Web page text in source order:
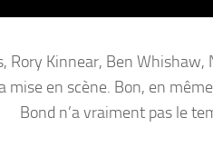
Rory Kinnear, Ben
mise en scène. Bon, en
Bond n’a vraiment pas le